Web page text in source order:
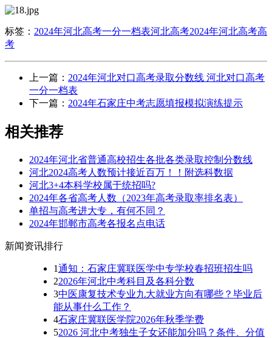
标签： 2024年河北高考一分一档表河北高考2024年河北高考高
考
上一篇： 2024年河北对口高考录取分数线 河北对口高考
一分一档表
下一篇： 2024年石家庄中考志愿填报模拟演练提示
相关推荐
2024年河北省普通高校招生各批各类录取控制分数线
河北2024高考人数预计接近百万！！附选科数据
河北3+4本科学校属于统招吗?
2024年各省高考人数（2023年高考录取率排名表）
单招与高考进大专，有何不同？
2024年邯郸市高考各报名点电话
新闻资讯排行
1通知：石家庄冀联医学中专学校春招班招生吗
22026年河北中考科目及各科分数
3中医康复技术专业九大就业方向有哪些？毕业后
能从事什么工作？
4石家庄冀联医学院2026年秋季学费
52026 河北中考独生子女还能加分吗？条件、分值